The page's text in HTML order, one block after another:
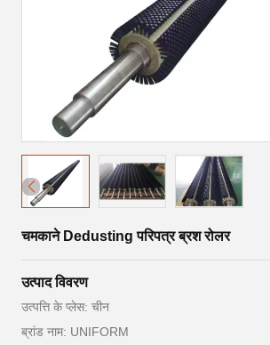
चमकाने Dedusting परिपत्र ब्रश रोलर
उत्पाद विवरण
उत्पत्ति के प्लेस: चीन
ब्रांड नाम: UNIFORM